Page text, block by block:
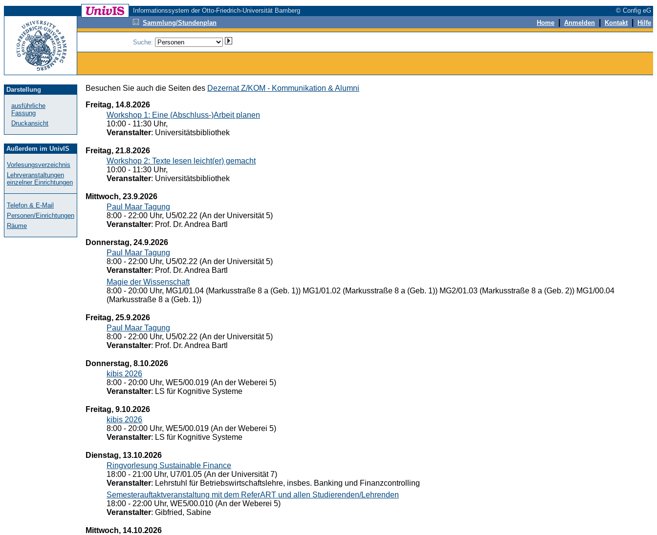
Informationssystem der Otto-Friedrich-Universität Bamberg
© Config eG
Sammlung/Stundenplan
Home Anmelden Kontakt Hilfe
Suche:
Darstellung
ausführliche
Fassung
Druckansicht
Außerdem im UnivIS
Vorlesungsverzeichnis
Lehrveranstaltungen
einzelner Einrichtungen
Telefon & E-Mail
Personen/Einrichtungen
Räume
Besuchen Sie auch die Seiten des Dezernat Z/KOM - Kommunikation & Alumni
Freitag, 14.8.2026
Workshop 1: Eine (Abschluss-)Arbeit planen
10:00 - 11:30 Uhr,
Veranstalter: Universitätsbibliothek
Freitag, 21.8.2026
Workshop 2: Texte lesen leicht(er) gemacht
10:00 - 11:30 Uhr,
Veranstalter: Universitätsbibliothek
Mittwoch, 23.9.2026
Paul Maar Tagung
8:00 - 22:00 Uhr, U5/02.22 (An der Universität 5)
Veranstalter: Prof. Dr. Andrea Bartl
Donnerstag, 24.9.2026
Paul Maar Tagung
8:00 - 22:00 Uhr, U5/02.22 (An der Universität 5)
Veranstalter: Prof. Dr. Andrea Bartl
Magie der Wissenschaft
8:00 - 20:00 Uhr, MG1/01.04 (Markusstraße 8 a (Geb. 1)) MG1/01.02 (Markusstraße 8 a (Geb. 1)) MG2/01.03 (Markusstraße 8 a (Geb. 2)) MG1/00.04
(Markusstraße 8 a (Geb. 1))
Freitag, 25.9.2026
Paul Maar Tagung
8:00 - 22:00 Uhr, U5/02.22 (An der Universität 5)
Veranstalter: Prof. Dr. Andrea Bartl
Donnerstag, 8.10.2026
kibis 2026
8:00 - 20:00 Uhr, WE5/00.019 (An der Weberei 5)
Veranstalter: LS für Kognitive Systeme
Freitag, 9.10.2026
kibis 2026
8:00 - 20:00 Uhr, WE5/00.019 (An der Weberei 5)
Veranstalter: LS für Kognitive Systeme
Dienstag, 13.10.2026
Ringvorlesung Sustainable Finance
18:00 - 21:00 Uhr, U7/01.05 (An der Universität 7)
Veranstalter: Lehrstuhl für Betriebswirtschaftslehre, insbes. Banking und Finanzcontrolling
Semesterauftaktveranstaltung mit dem ReferART und allen Studierenden/Lehrenden
18:00 - 22:00 Uhr, WE5/00.010 (An der Weberei 5)
Veranstalter: Gibfried, Sabine
Mittwoch, 14.10.2026